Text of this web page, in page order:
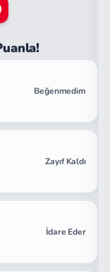
Beğenmedim
Zayıf Kaldı
İdare Eder